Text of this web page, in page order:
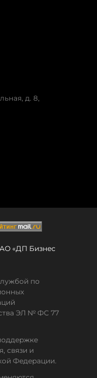
д. 8,
«ДП Бизнес
по
ЭЛ № ФС 77
связи и
Федерации.